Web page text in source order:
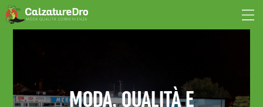
MODA, QUALITÀ E